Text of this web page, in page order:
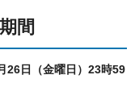
間
26日（金曜日）23時59